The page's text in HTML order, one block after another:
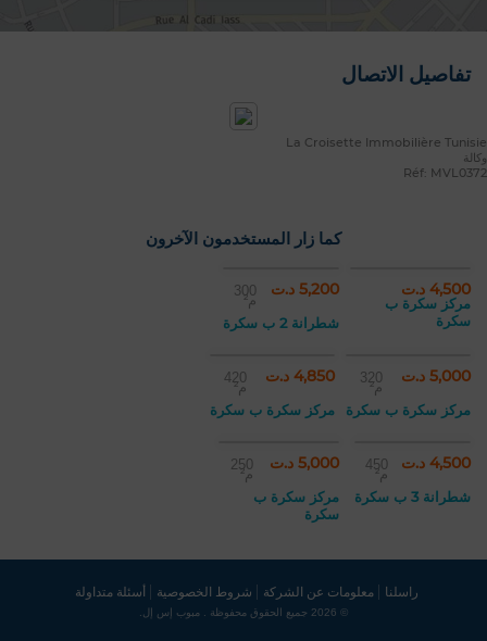
تفاصيل الاتصال
La Croisette Immobilière Tunisie
وكالة
Réf: MVL0372
كما زار المستخدمون الآخرون
4,500 د.ت
مركز سكرة ب
سكرة
5,200 د.ت 300
م²
شطرانة 2 ب سكرة
5,000 د.ت 320
م²
مركز سكرة ب سكرة
4,850 د.ت 420
م²
مركز سكرة ب سكرة
4,500 د.ت 450
م²
شطرانة 3 ب سكرة
5,000 د.ت 250
م²
مركز سكرة ب
سكرة
راسلنا معلومات عن الشركة شروط الخصوصية أسئلة متداولة
© 2026 جميع الحقوق محفوظة . مبوب إس إل.